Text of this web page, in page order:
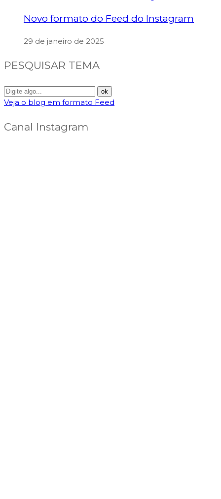
Novo formato do Feed do Instagram
29 de janeiro de 2025
PESQUISAR TEMA
Veja o blog em formato Feed
Canal Instagram